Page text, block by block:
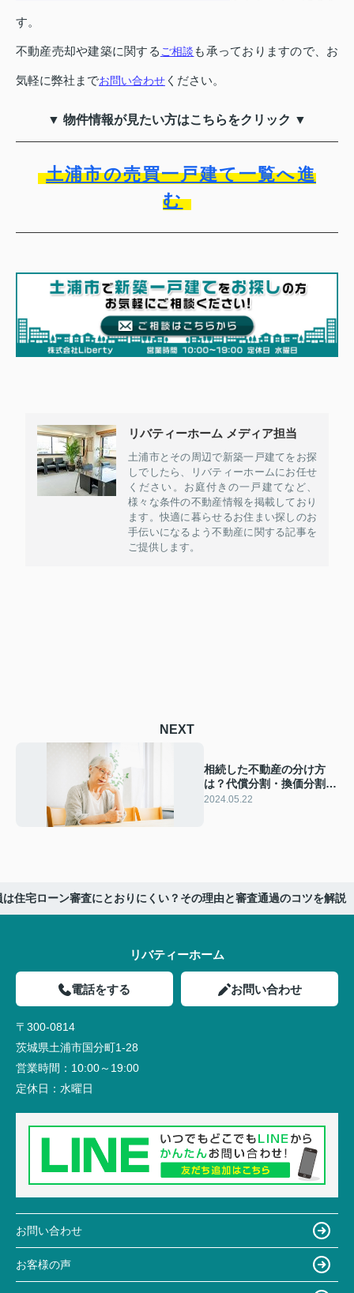
す。
不動産売却や建築に関する ご相談 も承っておりますので、お
気軽に弊社までお問い合わせ ください。
▼ 物件情報が見たい方はこちらをクリック ▼
土浦市の売買一戸建て一覧へ進
む
リバティーホーム メディア担当
土浦市とその周辺で新築一戸建てをお探
しでしたら、リバティーホームにお任せ
ください。お庭付きの一戸建てなど、
様々な条件の不動産情報を掲載しており
ます。快適に暮らせるお住まい探しのお
手伝いになるよう不動産に関する記事を
ご提供します。
NEXT
相続した不動産の分け方
は？代償分割・換価分割・
現物分割の3つを解説
2024.05.22
は住宅ローン審査にとおりにくい？その理由と審査通過のコツを解説
リバティーホーム
電話をする お問い合わせ
〒300-0814
茨城県土浦市国分町1-28
営業時間： 10:00～19:00
定休日： 水曜日
お問い合わせ
お客様の声